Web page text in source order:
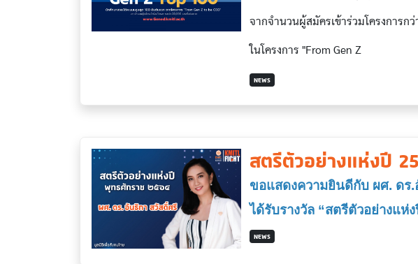
จากจำนวนผู้สมัครเข้าร่วมโครงการก
ในโครงการ "From Gen Z
NEWS
สตรีตัวอย่างแห่งปี
ขอแสดงความยินดีกับ ผศ. ด
ได้รับรางวัล “สตรีตัวอย่างแห่
NEWS